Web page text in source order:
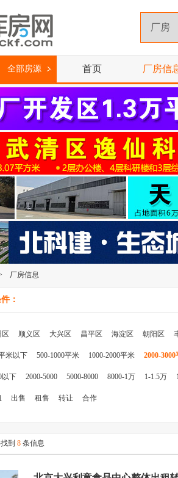
全部房源 首页 厂房信
厂房信息
：
区 顺义区 大兴区 昌平区 海淀区 朝阳区
米以下 500-1000平米 1000-2000平米 2000-3000
以下 2000-5000 5000-8000 8000-1万 1-1.5万
出售 租售 转让 合作
到 8 条信息